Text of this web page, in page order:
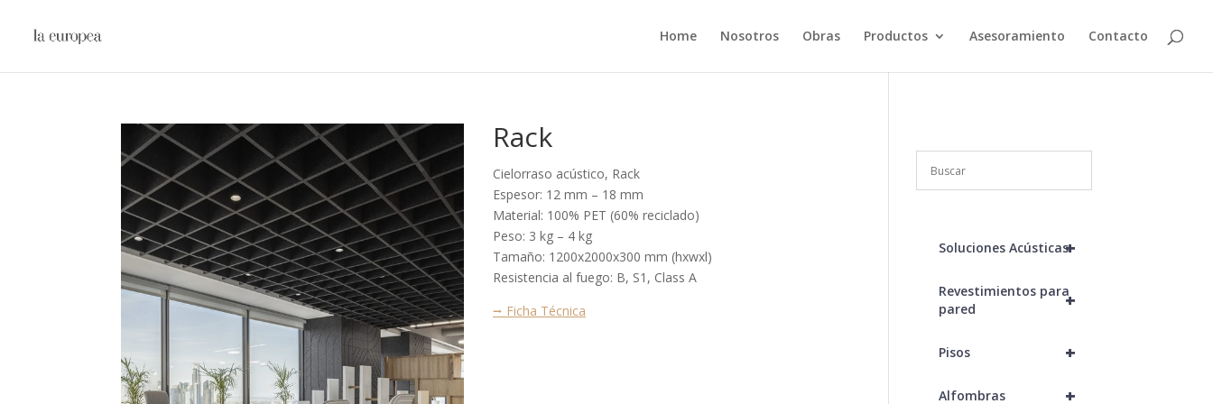
Home Nosotros Obras Productos Asesoramiento Contacto
Rack
Cielorraso acústico, Rack
Espesor: 12 mm – 18 mm
Material: 100% PET (60% reciclado)
Peso: 3 kg – 4 kg
Tamaño: 1200x2000x300 mm (hxwxl)
Resistencia al fuego: B, S1, Class A
⭢ Ficha Técnica
+
Soluciones Acústicas
+
Revestimientos para
pared
+
Pisos
+
Alfombras